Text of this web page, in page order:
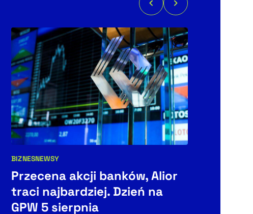
Kategorie artykułu:
BIZNESNEWSY
Przecena akcji banków, Alior
traci najbardziej. Dzień na
GPW 5 sierpnia